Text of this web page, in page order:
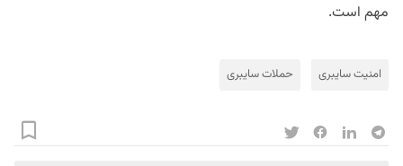
مهم است.
امنیت سایبری حملات سایبری